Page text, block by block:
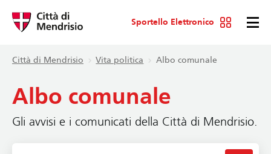
Sportello Elettronico
Città di Mendrisio Vita politica Albo comunale
Albo comunale
Gli avvisi e i comunicati della Città di Mendrisio.